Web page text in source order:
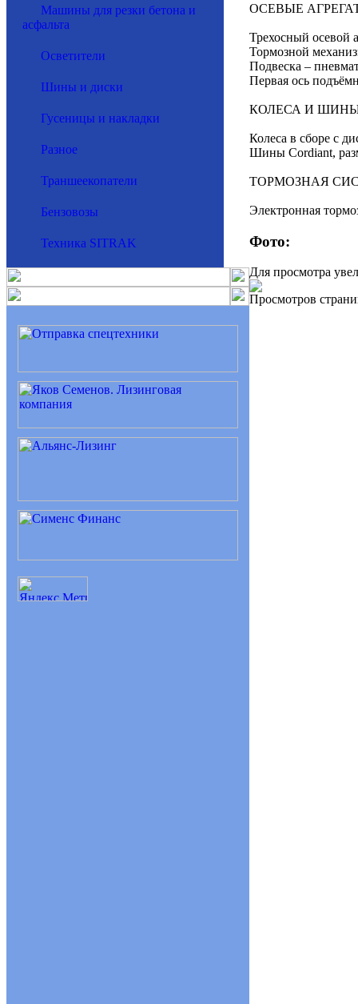
Машины для резки бетона и
асфальта
Осветители
Шины и диски
Гусеницы и накладки
Разное
Траншеекопатели
Бензовозы
Техника SITRAK
ОСЕВЫЕ
Трехосный осевой
Тормозной
Подвеска –
Первая ось
КОЛЕСА И
Колеса в сборе с
Шины Cordiant,
ТОРМОЗНАЯ
Электронная
Фото:
Для просмотра
Просмотров